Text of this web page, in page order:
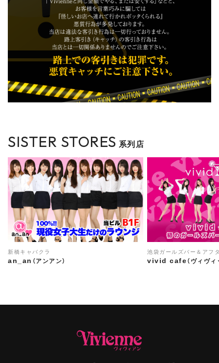
SISTER STORES 系列店
新橋キャバクラ
an_an （アンアン）
池袋ガールズバー＆アフ
vivid cafe （ヴィヴ